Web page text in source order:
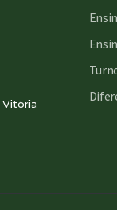
Vitória